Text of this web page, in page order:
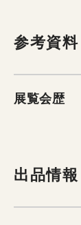
参考資料
展覧会歴
1982
出品情報